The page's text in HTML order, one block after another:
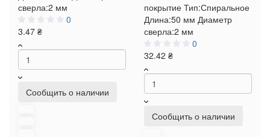
сверла:2 мм
0
3.47 ₴
Сообщить о наличии
покрытие Тип:Спиральное
Длина:50 мм Диаметр
сверла:2 мм
0
32.42 ₴
Сообщить о наличии